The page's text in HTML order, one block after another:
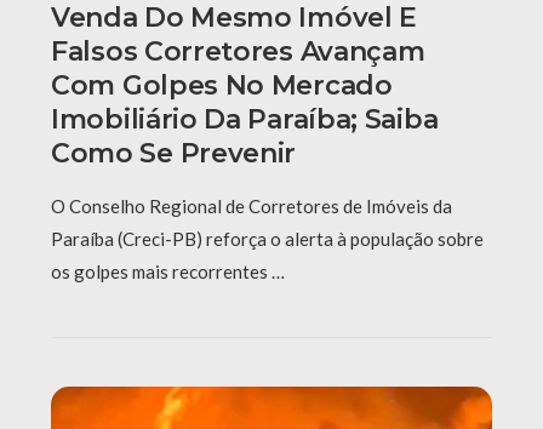
Venda Do Mesmo Imóvel E
Falsos Corretores Avançam
Com Golpes No Mercado
Imobiliário Da Paraíba; Saiba
Como Se Prevenir
O Conselho Regional de Corretores de Imóveis da
Paraíba (Creci-PB) reforça o alerta à população sobre
os golpes mais recorrentes …